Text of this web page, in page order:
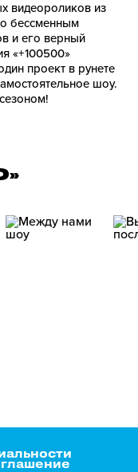
видеороликов из
бессменным
и его верный
«+100500»
проект в рунете
шоу.